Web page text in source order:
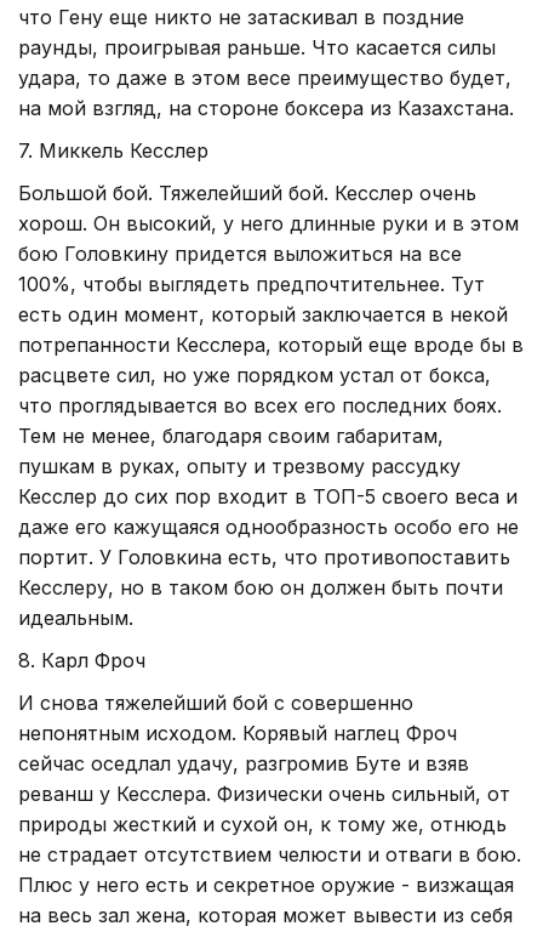
что Гену еще никто не затаскивал в поздние
раунды, проигрывая раньше. Что касается силы
удара, то даже в этом весе преимущество будет,
на мой взгляд, на стороне боксера из Казахстана.
7. Миккель Кесслер
Большой бой. Тяжелейший бой. Кесслер очень
хорош. Он высокий, у него длинные руки и в этом
бою Головкину придется выложиться на все
100%, чтобы выглядеть предпочтительнее. Тут
есть один момент, который заключается в некой
потрепанности Кесслера, который еще вроде бы в
расцвете сил, но уже порядком устал от бокса,
что проглядывается во всех его последних боях.
Тем не менее, благодаря своим габаритам,
пушкам в руках, опыту и трезвому рассудку
Кесслер до сих пор входит в ТОП-5 своего веса и
даже его кажущаяся однообразность особо его не
портит. У Головкина есть, что противопоставить
Кесслеру, но в таком бою он должен быть почти
идеальным.
8. Карл Фроч
И снова тяжелейший бой с совершенно
непонятным исходом. Корявый наглец Фроч
сейчас оседлал удачу, разгромив Буте и взяв
реванш у Кесслера. Физически очень сильный, от
природы жесткий и сухой он, к тому же, отнюдь
не страдает отсутствием челюсти и отваги в бою.
Плюс у него есть и секретное оружие - визжащая
на весь зал жена, которая может вывести из себя